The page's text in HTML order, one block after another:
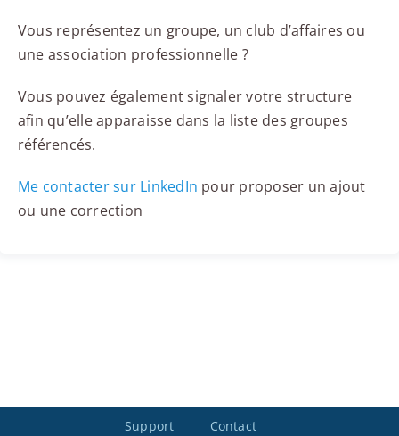
Vous représentez un groupe, un club d’affaires ou
une association professionnelle ?
Vous pouvez également signaler votre structure
afin qu’elle apparaisse dans la liste des groupes
référencés.
Me contacter sur LinkedIn pour proposer un ajout
ou une correction
Support
Contact